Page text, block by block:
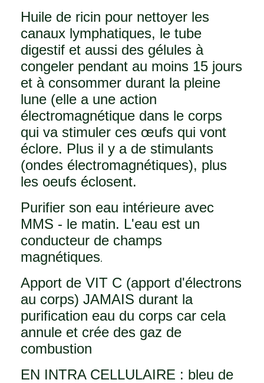
Huile de ricin pour nettoyer les
canaux lymphatiques, le tube
digestif et aussi des gélules à
congeler pendant au moins 15 jours
et à consommer durant la pleine
lune (elle a une action
électromagnétique dans le corps
qui va stimuler ces œufs qui vont
éclore. Plus il y a de stimulants
(ondes électromagnétiques), plus
les oeufs éclosent.
Purifier son eau intérieure avec
MMS - le matin. L'eau est un
conducteur de champs
magnétiques.
Apport de VIT C (apport d'électrons
au corps) JAMAIS durant la
purification eau du corps car cela
annule et crée des gaz de
combustion
EN INTRA CELLULAIRE : bleu de